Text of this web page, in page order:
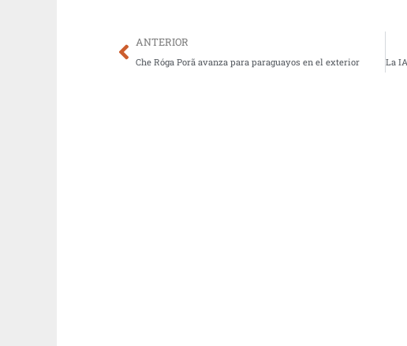
Prev
ANTERIOR
Che Róga Porã avanza para paraguayos en el exterior